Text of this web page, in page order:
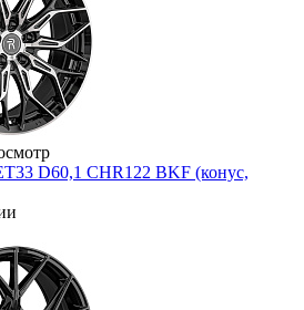
D60,1 CHR122 BKF (конус,